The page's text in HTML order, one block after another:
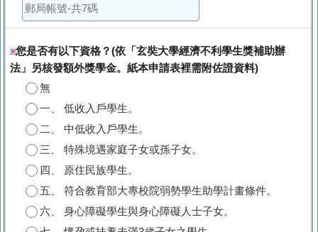
※您是否有以下資格？(依「玄奘大學經濟不利學生獎補助辦
法」另核發額外獎學金。紙本申請表裡需附佐證資料)
無
一、 低收入戶學生。
二、 中低收入戶學生。
三、 特殊境遇家庭子女或孫子女。
四、 原住民族學生。
五、 符合教育部大專校院弱勢學生助學計畫條件。
六、 身心障礙學生與身心障礙人士子女。